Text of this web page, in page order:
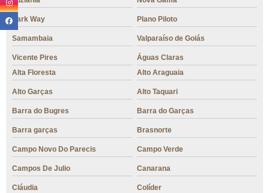
Park Way Plano Piloto
Samambaia Valparaíso de Goiás
Vicente Pires
Águas Claras
Alta Floresta
Alto Araguaia
Alto Garças Alto Taquari
Barra do Bugres Barra do Garças
Barra garças Brasnorte
Campo Novo Do Parecis Campo Verde
Campos De Julio Canarana
Cláudia Colíder